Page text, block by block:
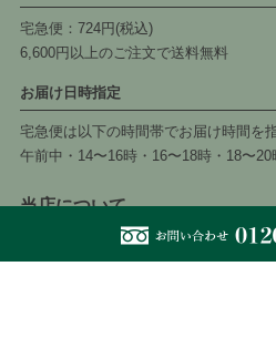
宅急便：724円(税込)
6,600円以上のご注文で送料無料
お届け日時指定
宅急便は以下の時間帯でお届け時間を
午前中・14〜16時・16〜18時・18〜20
当店について
当サイトについて